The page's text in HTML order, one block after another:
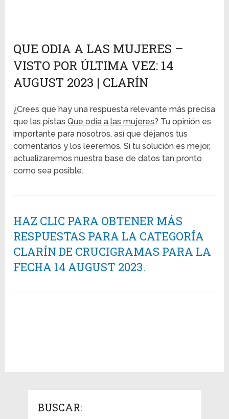
QUE ODIA A LAS MUJERES –
VISTO POR ÚLTIMA VEZ: 14
AUGUST 2023 | CLARÍN
¿Crees que hay una respuesta relevante más precisa
que las pistasQue odia a las mujeres? Tu opinión es
importante para nosotros, así que déjanos tus
comentarios y los leeremos. Si tu solución es mejor,
actualizaremos nuestra base de datos tan pronto
como sea posible.
HAZ CLIC PARA OBTENER MÁS
RESPUESTAS PARA LA CATEGORÍA
CLARÍN DE CRUCIGRAMAS PARA LA
FECHA 14 AUGUST 2023.
BUSCAR: